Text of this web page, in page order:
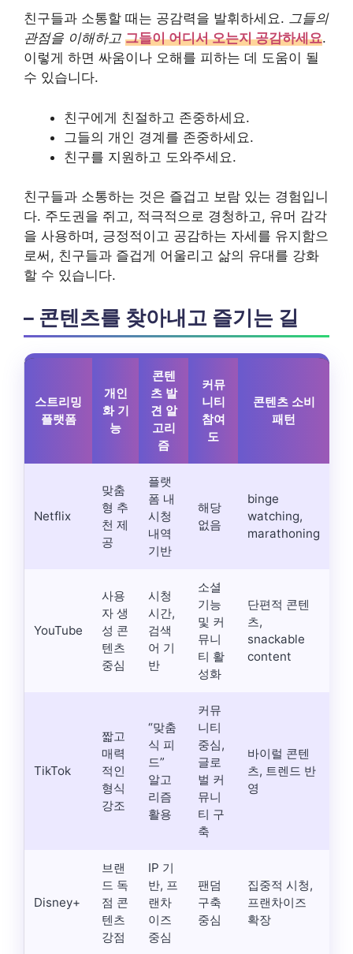
친구들과 소통할 때는 공감력을 발휘하세요. 그들의
관점을 이해하고 그들이 어디서 오는지 공감하세요.
이렇게 하면 싸움이나 오해를 피하는 데 도움이 될
수 있습니다.
친구에게 친절하고 존중하세요.
그들의 개인 경계를 존중하세요.
친구를 지원하고 도와주세요.
친구들과 소통하는 것은 즐겁고 보람 있는 경험입니
다. 주도권을 쥐고, 적극적으로 경청하고, 유머 감각
을 사용하며, 긍정적이고 공감하는 자세를 유지함으
로써, 친구들과 즐겁게 어울리고 삶의 유대를 강화
할 수 있습니다.
– 콘텐츠를 찾아내고 즐기는 길
스트리밍
플랫폼
개인
화 기
능
콘텐
츠 발
견 알
고리
즘
커뮤
니티
참여
도
콘텐츠 소비
패턴
Netflix
맞춤
형 추
천 제
공
플랫
폼 내
시청
내역
기반
해당
없음
binge
watching,
marathoning
YouTube
사용
자 생
성 콘
텐츠
중심
시청
시간,
검색
어 기
반
소셜
기능
및 커
뮤니
티 활
성화
단편적 콘텐
츠,
snackable
content
TikTok
짧고
매력
적인
형식
강조
“맞춤
식 피
드”
알고
리즘
활용
커뮤
니티
중심,
글로
벌 커
뮤니
티 구
축
바이럴 콘텐
츠, 트렌드 반
영
Disney+
브랜
드 독
점 콘
텐츠
강점
IP 기
반, 프
랜차
이즈
중심
팬덤
구축
중심
집중적 시청,
프랜차이즈
확장